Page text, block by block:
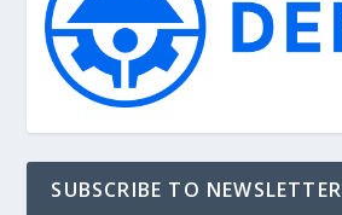
SUBSCRIBE TO NEWSLETTER